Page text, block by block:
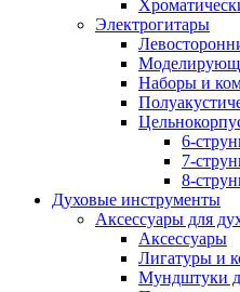
Электрогитары
Наборы и
6-
7-
8-
Духовые инструменты
Аксессуары для
Аксессуары
Лигатуры и
Мундштуки